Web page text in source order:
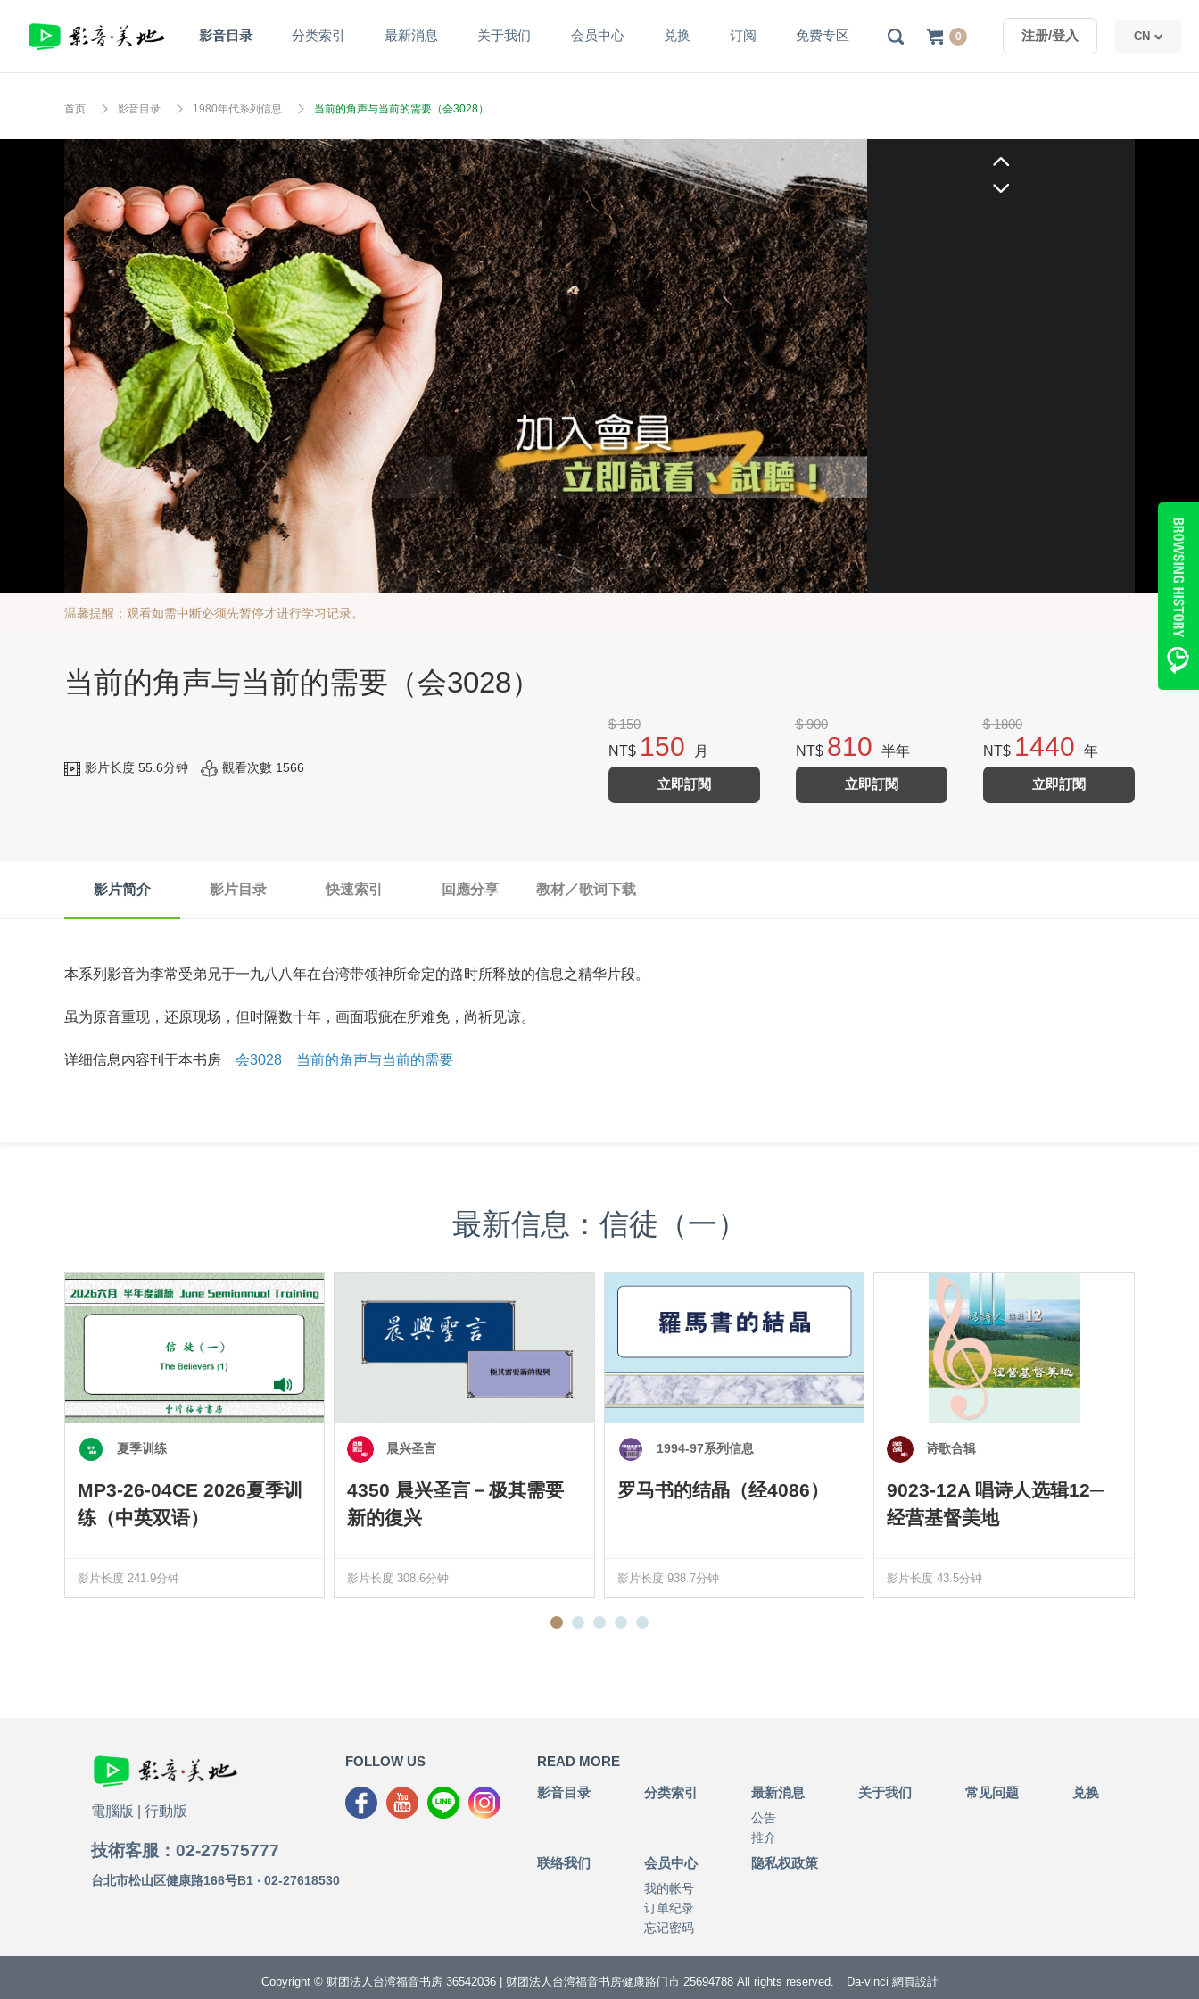
CN
TW
影音目录 分类索引 最新消息 关于我们 会员中心 兑换 订阅 免费专区 0 注册/登入
首页 影音目录 1980年代系列信息 当前的角声与当前的需要（会3028）
温馨提醒：观看如需中断必须先暂停才进行学习记录。
当前的角声与当前的需要（会3028）
影片长度 55.6分钟 觀看次數 1566
$ 150
NT$ 150 月
立即訂閱
$ 900
NT$ 810 半年
立即訂閱
$ 1800
NT$ 1440 年
立即訂閱
影片简介 影片目录 快速索引 回應分享 教材／歌词下载
本系列影音为李常受弟兄于一九八八年在台湾带领神所命定的路时所释放的信息之精华片段。
虽为原音重现，还原现场，但时隔数十年，画面瑕疵在所难免，尚祈见谅。
详细信息内容刊于本书房 会3028 当前的角声与当前的需要
最新信息：信徒（一）
夏季训练
MP3-26-04CE 2026夏季训
练（中英双语）
影片长度 241.9分钟
晨兴圣言
4350 晨兴圣言－极其需要
新的復兴
影片长度 308.6分钟
1994-97系列信息
罗马书的结晶（经4086）
影片长度 938.7分钟
诗歌合辑
9023-12A 唱诗人选辑12─
经营基督美地
影片长度 43.5分钟
FOLLOW US READ MORE
影音目录 分类索引 最新消息
公告
推介
关于我们 常见问题 兑换
联络我们 会员中心
我的帐号
订单纪录
忘记密码
隐私权政策
電腦版 行動版
技術客服：02-27575777
台北市松山区健康路166号B1 ‧ 02-27618530
Copyright © 财团法人台湾福音书房 36542036 | 财团法人台湾福音书房健康路门市 25694788 All rights reserved. Da-vinci 網頁設計